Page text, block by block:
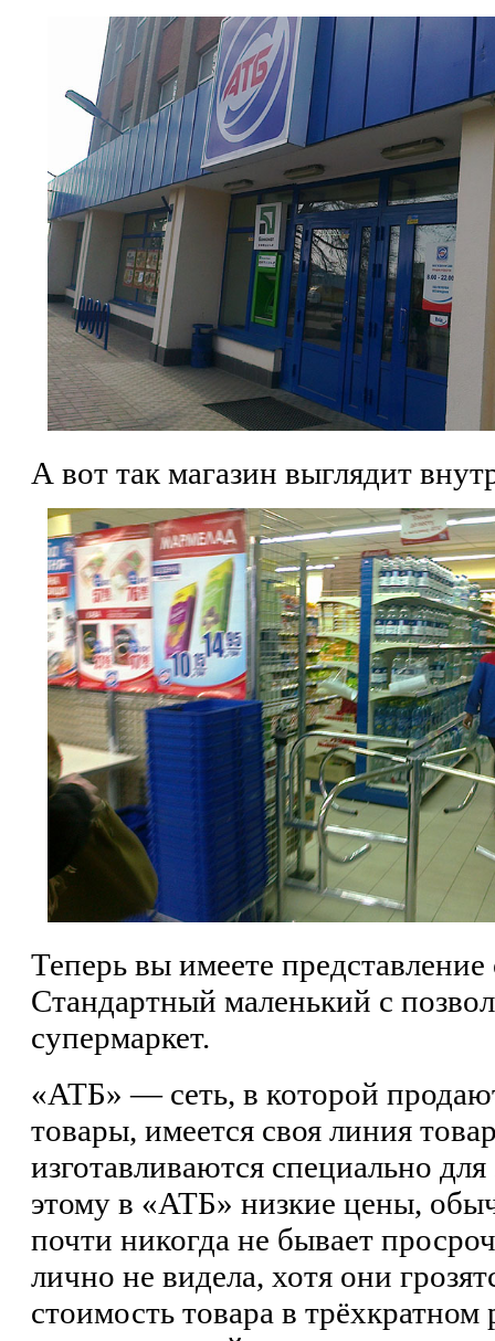
А вот так магазин выглядит
Теперь вы имеете представление
Стандартный маленький с
супермаркет.
«АТБ» — сеть, в которой
товары, имеется своя линия
изготавливаются специально
этому в «АТБ» низкие цены,
почти никогда не бывает
лично не видела, хотя они
стоимость товара в трёхкратном